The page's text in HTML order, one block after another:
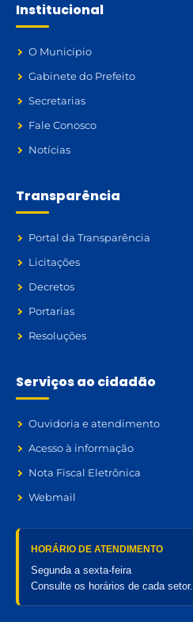
Institucional
O Município
Gabinete do Prefeito
Secretarias
Fale Conosco
Notícias
Transparência
Portal da Transparência
Licitações
Decretos
Portarias
Resoluções
Serviços ao cidadão
Ouvidoria e atendimento
Acesso à informação
Nota Fiscal Eletrônica
Webmail
HORÁRIO DE ATENDIMENTO
Segunda a sexta-feira
Consulte os horários de cada setor.